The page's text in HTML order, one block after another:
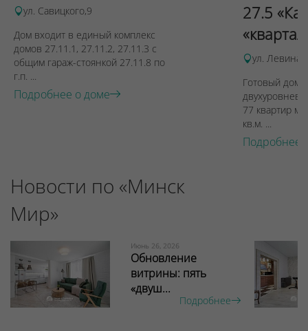
ул. Савицкого,9
Дом входит в единый комплекс
домов 27.11.1, 27.11.2, 27.11.3 с
общим гараж-стоянкой 27.11.8 по
г.п. ...
Подробнее о доме
27.5
ул. Левина,
Готовый дом
77 квартир
кв.м. ...
Подробнее
Новости по «Минск
Мир»
Июнь 26, 2026
Обновление
витрины: пять
«двуш...
Подробнее